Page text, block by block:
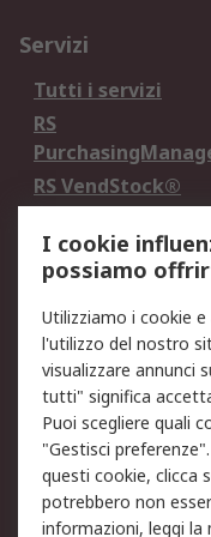
Servizi
Tutti i servizi
RS
RS VendStock®
Legale
Informativa
Email Security
Condizioni di
Etica e
I cookie
possiamo
Utilizziamo i cookie
l'utilizzo del nostro
visualizzare annunci
tutti" significa
Puoi scegliere quali
"Gestisci
questi cookie, clicca
potrebbero non
informazioni, leggi la